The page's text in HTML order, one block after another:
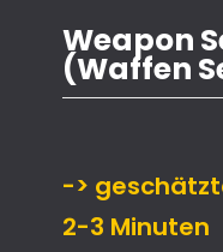
Weapon
(Waffen
->
2-3 Minuten